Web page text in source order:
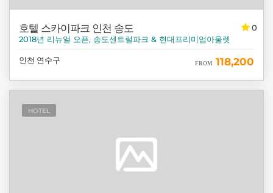
0
호텔 스카이파크 인천 송도
2018년 리뉴얼 오픈, 송도센트럴파크 & 현대프리미엄아울렛
인천 연수구 FROM 118,200
HOTEL